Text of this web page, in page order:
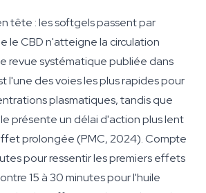
tête : les softgels passent par
le CBD n'atteigne la circulation
revue systématique publiée dans
l'une des voies les plus rapides pour
plasmatiques, tandis que
présente un délai d'action plus lent
prolongée (PMC, 2024). Compte
pour ressentir les premiers effets
15 à 30 minutes pour l'huile